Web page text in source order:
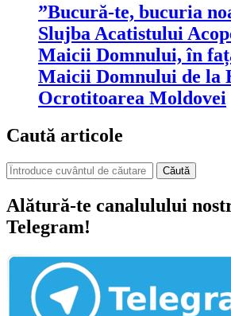
”Bucură-te, bucuria
Slujba Acatistului
Maicii Domnului, în
Maicii Domnului de la
Ocrotitoarea Moldovei
Caută articole
Căută
Alătură-te canalulului
Telegram!